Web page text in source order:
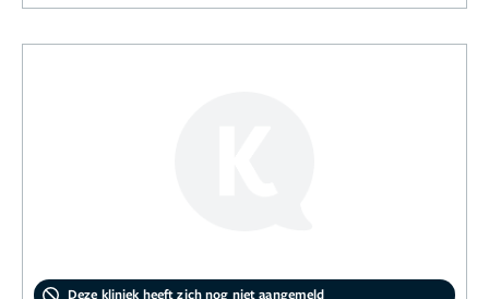
Deze kliniek heeft zich nog niet aangemeld